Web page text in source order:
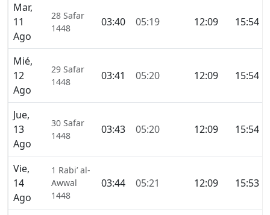
Mar,
11
Ago
28 Safar
1448
03:40 05:19 12:09 15:54
Mié,
12
Ago
29 Safar
1448
03:41 05:20 12:09 15:54
Jue,
13
Ago
30 Safar
1448
03:43 05:20 12:09 15:54
Vie,
14
Ago
1 Rabi’ al-
Awwal
1448
03:44 05:21 12:09 15:53